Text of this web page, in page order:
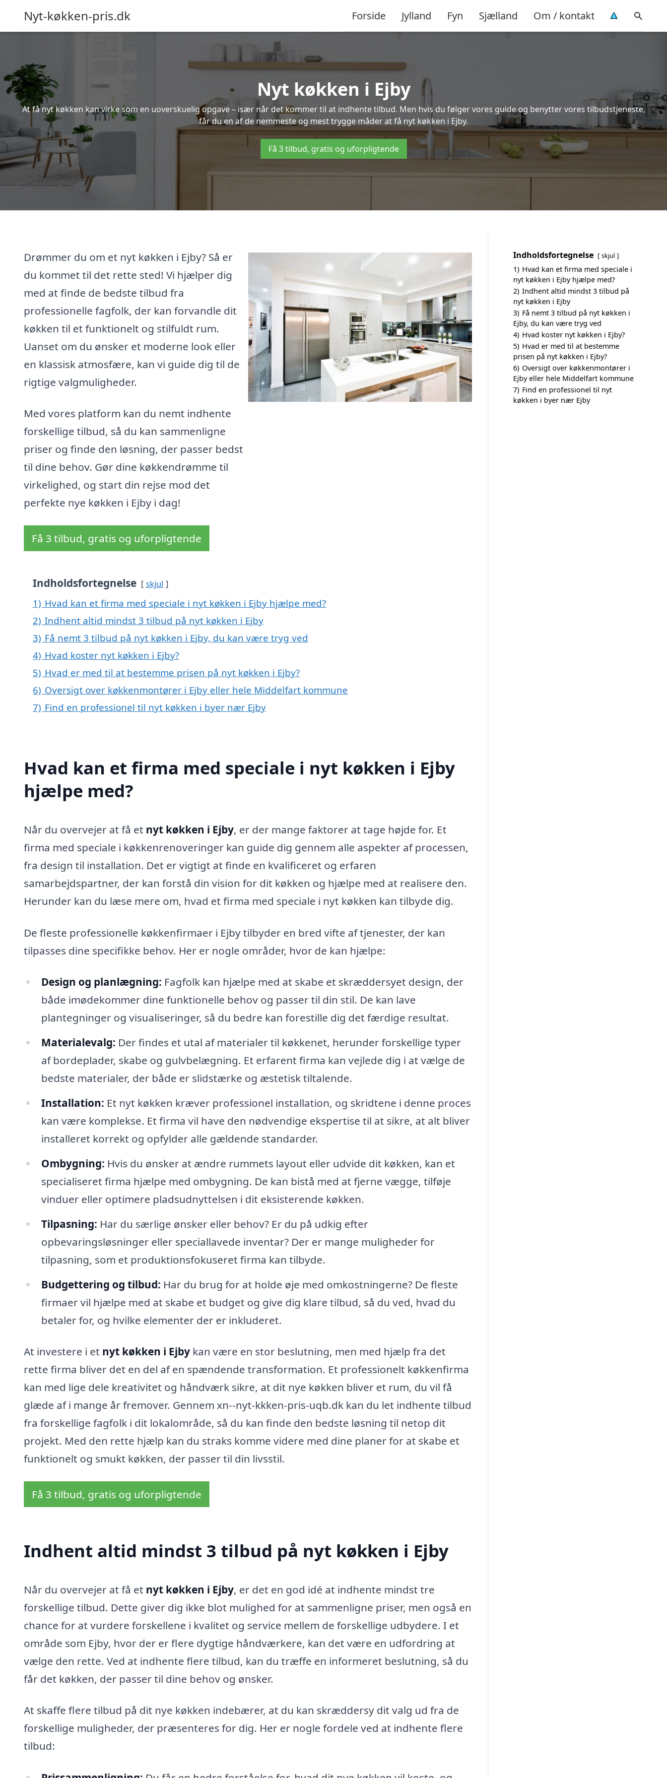
Nyt-køkken-pris.dk Forside Jylland Fyn Sjælland Om / kontakt
Nyt køkken i Ejby
At få nyt køkken kan virke som en uoverskuelig opgave – især når det kommer til at indhente tilbud. Men hvis du følger vores guide og benytter vores tilbudstjeneste,
får du en af de nemmeste og mest trygge måder at få nyt køkken i Ejby.
Få 3 tilbud, gratis og uforpligtende
Drømmer du om et nyt køkken i Ejby? Så er
du kommet til det rette sted! Vi hjælper dig
med at finde de bedste tilbud fra
professionelle fagfolk, der kan forvandle dit
køkken til et funktionelt og stilfuldt rum.
Uanset om du ønsker et moderne look eller
en klassisk atmosfære, kan vi guide dig til de
rigtige valgmuligheder.
Med vores platform kan du nemt indhente
forskellige tilbud, så du kan sammenligne
priser og finde den løsning, der passer bedst
til dine behov. Gør dine køkkendrømme til
virkelighed, og start din rejse mod det
perfekte nye køkken i Ejby i dag!
Få 3 tilbud, gratis og uforpligtende
Indholdsfortegnelse skjul
1) Hvad kan et firma med speciale i nyt køkken i Ejby hjælpe med?
2) Indhent altid mindst 3 tilbud på nyt køkken i Ejby
3) Få nemt 3 tilbud på nyt køkken i Ejby, du kan være tryg ved
4) Hvad koster nyt køkken i Ejby?
5) Hvad er med til at bestemme prisen på nyt køkken i Ejby?
6) Oversigt over køkkenmontører i Ejby eller hele Middelfart kommune
7) Find en professionel til nyt køkken i byer nær Ejby
Hvad kan et firma med speciale i nyt køkken i Ejby
hjælpe med?
Når du overvejer at få et nyt køkken i Ejby, er der mange faktorer at tage højde for. Et
firma med speciale i køkkenrenoveringer kan guide dig gennem alle aspekter af processen,
fra design til installation. Det er vigtigt at finde en kvalificeret og erfaren
samarbejdspartner, der kan forstå din vision for dit køkken og hjælpe med at realisere den.
Herunder kan du læse mere om, hvad et firma med speciale i nyt køkken kan tilbyde dig.
De fleste professionelle køkkenfirmaer i Ejby tilbyder en bred vifte af tjenester, der kan
tilpasses dine specifikke behov. Her er nogle områder, hvor de kan hjælpe:
Design og planlægning: Fagfolk kan hjælpe med at skabe et skræddersyet design, der
både imødekommer dine funktionelle behov og passer til din stil. De kan lave
plantegninger og visualiseringer, så du bedre kan forestille dig det færdige resultat.
Materialevalg: Der findes et utal af materialer til køkkenet, herunder forskellige typer
af bordeplader, skabe og gulvbelægning. Et erfarent firma kan vejlede dig i at vælge de
bedste materialer, der både er slidstærke og æstetisk tiltalende.
Installation: Et nyt køkken kræver professionel installation, og skridtene i denne proces
kan være komplekse. Et firma vil have den nødvendige ekspertise til at sikre, at alt bliver
installeret korrekt og opfylder alle gældende standarder.
Ombygning: Hvis du ønsker at ændre rummets layout eller udvide dit køkken, kan et
specialiseret firma hjælpe med ombygning. De kan bistå med at fjerne vægge, tilføje
vinduer eller optimere pladsudnyttelsen i dit eksisterende køkken.
Tilpasning: Har du særlige ønsker eller behov? Er du på udkig efter
opbevaringsløsninger eller speciallavede inventar? Der er mange muligheder for
tilpasning, som et produktionsfokuseret firma kan tilbyde.
Budgettering og tilbud: Har du brug for at holde øje med omkostningerne? De fleste
firmaer vil hjælpe med at skabe et budget og give dig klare tilbud, så du ved, hvad du
betaler for, og hvilke elementer der er inkluderet.
At investere i et nyt køkken i Ejby kan være en stor beslutning, men med hjælp fra det
rette firma bliver det en del af en spændende transformation. Et professionelt køkkenfirma
kan med lige dele kreativitet og håndværk sikre, at dit nye køkken bliver et rum, du vil få
glæde af i mange år fremover. Gennem xn--nyt-kkken-pris-uqb.dk kan du let indhente tilbud
fra forskellige fagfolk i dit lokalområde, så du kan finde den bedste løsning til netop dit
projekt. Med den rette hjælp kan du straks komme videre med dine planer for at skabe et
funktionelt og smukt køkken, der passer til din livsstil.
Få 3 tilbud, gratis og uforpligtende
Indhent altid mindst 3 tilbud på nyt køkken i Ejby
Når du overvejer at få et nyt køkken i Ejby, er det en god idé at indhente mindst tre
forskellige tilbud. Dette giver dig ikke blot mulighed for at sammenligne priser, men også en
chance for at vurdere forskellene i kvalitet og service mellem de forskellige udbydere. I et
område som Ejby, hvor der er flere dygtige håndværkere, kan det være en udfordring at
vælge den rette. Ved at indhente flere tilbud, kan du træffe en informeret beslutning, så du
får det køkken, der passer til dine behov og ønsker.
At skaffe flere tilbud på dit nye køkken indebærer, at du kan skræddersy dit valg ud fra de
forskellige muligheder, der præsenteres for dig. Her er nogle fordele ved at indhente flere
tilbud:
Indholdsfortegnelse skjul
1) Hvad kan et firma med speciale i
nyt køkken i Ejby hjælpe med?
2) Indhent altid mindst 3 tilbud på
nyt køkken i Ejby
3) Få nemt 3 tilbud på nyt køkken i
Ejby, du kan være tryg ved
4) Hvad koster nyt køkken i Ejby?
5) Hvad er med til at bestemme
prisen på nyt køkken i Ejby?
6) Oversigt over køkkenmontører i
Ejby eller hele Middelfart kommune
7) Find en professionel til nyt
køkken i byer nær Ejby